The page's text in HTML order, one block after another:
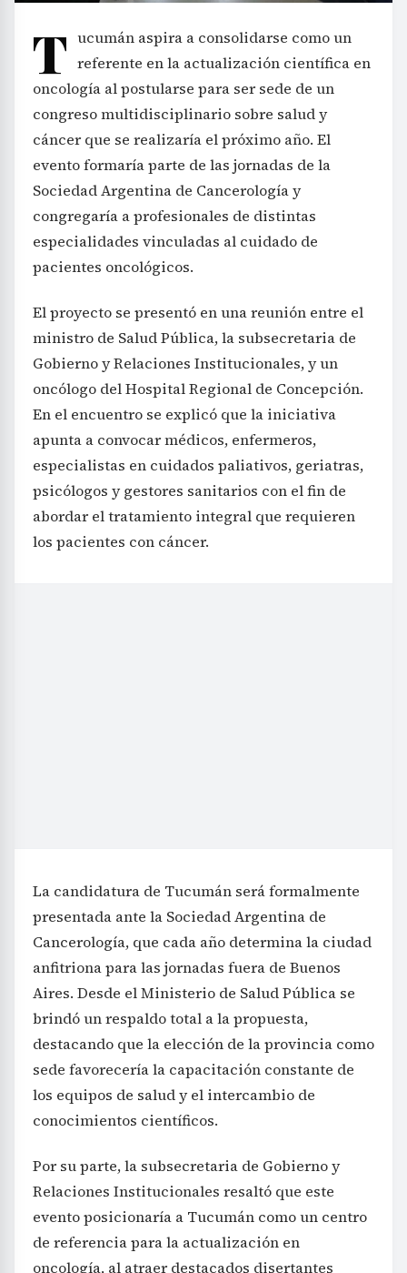
T ucumán aspira a consolidarse como un
referente en la actualización científica en
oncología al postularse para ser sede de un
congreso multidisciplinario sobre salud y
cáncer que se realizaría el próximo año. El
evento formaría parte de las jornadas de la
Sociedad Argentina de Cancerología y
congregaría a profesionales de distintas
especialidades vinculadas al cuidado de
pacientes oncológicos.
El proyecto se presentó en una reunión entre el
ministro de Salud Pública, la subsecretaria de
Gobierno y Relaciones Institucionales, y un
oncólogo del Hospital Regional de Concepción.
En el encuentro se explicó que la iniciativa
apunta a convocar médicos, enfermeros,
especialistas en cuidados paliativos, geriatras,
psicólogos y gestores sanitarios con el fin de
abordar el tratamiento integral que requieren
los pacientes con cáncer.
La candidatura de Tucumán será formalmente
presentada ante la Sociedad Argentina de
Cancerología, que cada año determina la ciudad
anfitriona para las jornadas fuera de Buenos
Aires. Desde el Ministerio de Salud Pública se
brindó un respaldo total a la propuesta,
destacando que la elección de la provincia como
sede favorecería la capacitación constante de
los equipos de salud y el intercambio de
conocimientos científicos.
Por su parte, la subsecretaria de Gobierno y
Relaciones Institucionales resaltó que este
evento posicionaría a Tucumán como un centro
de referencia para la actualización en
oncología, al atraer destacados disertantes